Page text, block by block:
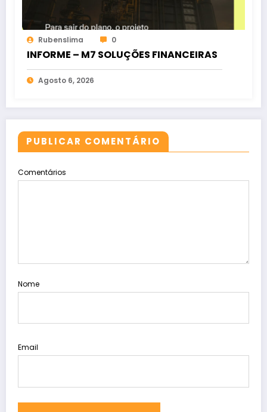
Rubenslima 0
INFORME – M7 SOLUÇÕES FINANCEIRAS
Agosto 6, 2026
PUBLICAR COMENTÁRIO
Comentários
Nome
Email